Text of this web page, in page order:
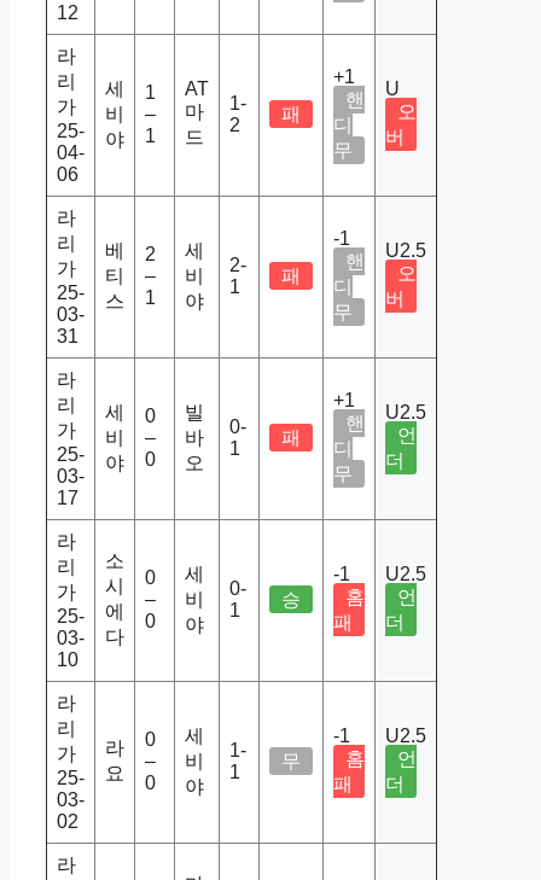
12
라
리
가
25-
04-
06
세
비
야
1
–
1
AT
마
드
1-
2
패
+1
핸
디
무
U
오
버
라
리
가
25-
03-
31
베
티
스
2
–
1
세
비
야
2-
1
패
-1
핸
디
무
U2.5
오
버
라
리
가
25-
03-
17
세
비
야
0
–
0
빌
바
오
0-
1
패
+1
핸
디
무
U2.5
언
더
라
리
가
25-
03-
10
소
시
에
다
0
–
0
세
비
야
0-
1
승
-1
홈
패
U2.5
언
더
라
리
가
25-
03-
02
라
요
0
–
0
세
비
야
1-
1
무
-1
홈
패
U2.5
언
더
라